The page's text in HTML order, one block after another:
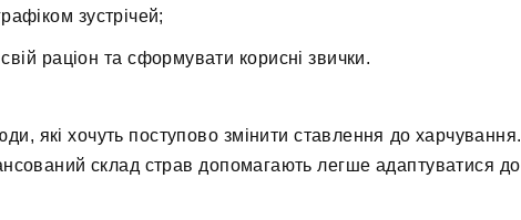
зустрічей;
раціон та сформувати корисні звички.
які хочуть поступово змінити ставлення до харчування.
склад страв допомагають легше адаптуватися до